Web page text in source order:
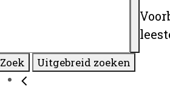
Zoek Uitgebreid zoeken